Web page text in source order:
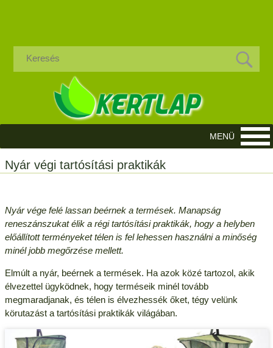
Nyár végi tartósítási praktikák
Nyár vége felé lassan beérnek a termések. Manapság
reneszánszukat élik a régi tartósítási praktikák, hogy a helyben
előállított terményeket télen is fel lehessen használni a minőség
minél jobb megőrzése mellett.
Elmúlt a nyár, beérnek a termések. Ha azok közé tartozol, akik
élvezettel ügyködnek, hogy terméseik minél tovább
megmaradjanak, és télen is élvezhessék őket, tégy velünk
körutazást a tartósítási praktikák világában.